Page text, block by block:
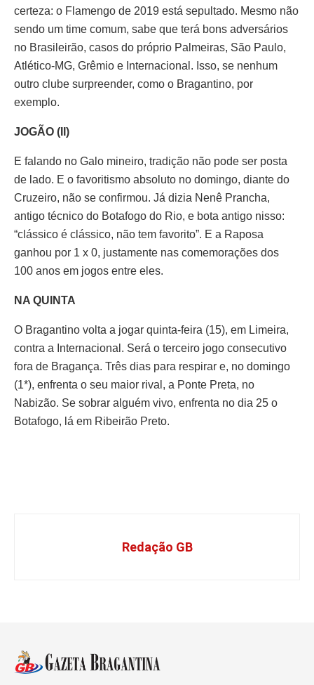
certeza: o Flamengo de 2019 está sepultado. Mesmo não
sendo um time comum, sabe que terá bons adversários
no Brasileirão, casos do próprio Palmeiras, São Paulo,
Atlético-MG, Grêmio e Internacional. Isso, se nenhum
outro clube surpreender, como o Bragantino, por
exemplo.
JOGÃO (II)
E falando no Galo mineiro, tradição não pode ser posta
de lado. E o favoritismo absoluto no domingo, diante do
Cruzeiro, não se confirmou. Já dizia Nenê Prancha,
antigo técnico do Botafogo do Rio, e bota antigo nisso:
“clássico é clássico, não tem favorito”. E a Raposa
ganhou por 1 x 0, justamente nas comemorações dos
100 anos em jogos entre eles.
NA QUINTA
O Bragantino volta a jogar quinta-feira (15), em Limeira,
contra a Internacional. Será o terceiro jogo consecutivo
fora de Bragança. Três dias para respirar e, no domingo
(1*), enfrenta o seu maior rival, a Ponte Preta, no
Nabizão. Se sobrar alguém vivo, enfrenta no dia 25 o
Botafogo, lá em Ribeirão Preto.
Redação GB